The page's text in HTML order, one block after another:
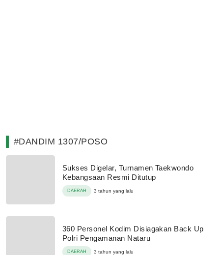
#DANDIM 1307/POSO
Sukses Digelar, Turnamen Taekwondo
Kebangsaan Resmi Ditutup
DAERAH 3 tahun yang lalu
360 Personel Kodim Disiagakan Back Up
Polri Pengamanan Nataru
DAERAH 3 tahun yang lalu